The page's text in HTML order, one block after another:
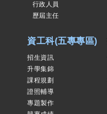
行政人員
歷屆主任
資工科(五專專區)
招生資訊
升學集錦
課程規劃
證照輔導
專題製作